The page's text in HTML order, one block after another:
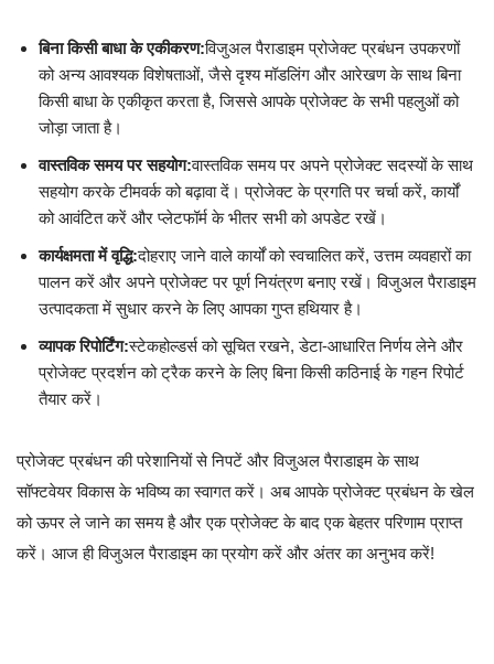
बिना किसी बाधा के एकीकरण:विजुअल पैराडाइम प्रोजेक्ट प्रबंधन उपकरणों
को अन्य आवश्यक विशेषताओं, जैसे दृश्य मॉडलिंग और आरेखण के साथ बिना
किसी बाधा के एकीकृत करता है, जिससे आपके प्रोजेक्ट के सभी पहलुओं को
जोड़ा जाता है।
वास्तविक समय पर सहयोग:वास्तविक समय पर अपने प्रोजेक्ट सदस्यों के साथ
सहयोग करके टीमवर्क को बढ़ावा दें। प्रोजेक्ट के प्रगति पर चर्चा करें, कार्यों
को आवंटित करें और प्लेटफॉर्म के भीतर सभी को अपडेट रखें।
कार्यक्षमता में वृद्धि:दोहराए जाने वाले कार्यों को स्वचालित करें, उत्तम व्यवहारों का
पालन करें और अपने प्रोजेक्ट पर पूर्ण नियंत्रण बनाए रखें। विजुअल पैराडाइम
उत्पादकता में सुधार करने के लिए आपका गुप्त हथियार है।
व्यापक रिपोर्टिंग:स्टेकहोल्डर्स को सूचित रखने, डेटा-आधारित निर्णय लेने और
प्रोजेक्ट प्रदर्शन को ट्रैक करने के लिए बिना किसी कठिनाई के गहन रिपोर्ट
तैयार करें।
प्रोजेक्ट प्रबंधन की परेशानियों से निपटें और विजुअल पैराडाइम के साथ
सॉफ्टवेयर विकास के भविष्य का स्वागत करें। अब आपके प्रोजेक्ट प्रबंधन के खेल
को ऊपर ले जाने का समय है और एक प्रोजेक्ट के बाद एक बेहतर परिणाम प्राप्त
करें। आज ही विजुअल पैराडाइम का प्रयोग करें और अंतर का अनुभव करें!